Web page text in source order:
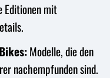
mit
Modelle, die den
nachempfunden sind.